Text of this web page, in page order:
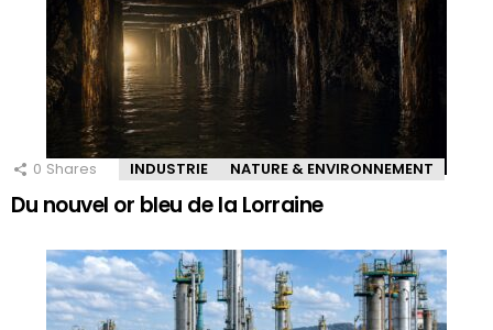
0 Shares INDUSTRIE NATURE & ENVIRONNEMENT
Du nouvel or bleu de la Lorraine